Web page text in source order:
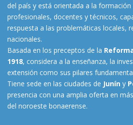
del país y está orientada a la
profesionales, docentes y técnicos,
respuesta a las problemáticas locales,
nacionales.
Basada en los preceptos de la
1918, considera a la enseñanza, la
extensión como sus pilares
Tiene sede en las ciudades de Junín y
presencia con una amplia oferta en
del noroeste bonaerense.